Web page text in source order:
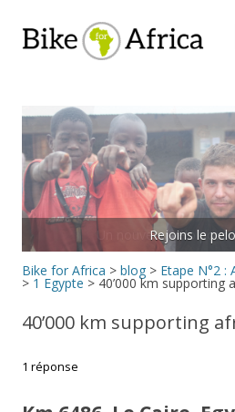
Bike for Africa
Rejoins le
Bike for Africa > blog > Etape N°2 :
> 1 Egypte > 40’000 km supporting
40’000 km supporting
1 réponse